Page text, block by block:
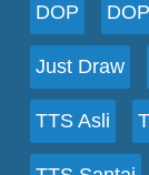
DOP
Just Draw
TTS Asli